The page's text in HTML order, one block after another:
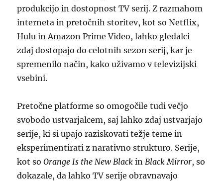
produkcijo in dostopnost TV serij. Z razmahom
interneta in pretočnih storitev, kot so Netflix,
Hulu in Amazon Prime Video, lahko gledalci
zdaj dostopajo do celotnih sezon serij, kar je
spremenilo način, kako uživamo v televizijski
vsebini.
Pretočne platforme so omogočile tudi večjo
svobodo ustvarjalcem, saj lahko zdaj ustvarjajo
serije, ki si upajo raziskovati težje teme in
eksperimentirati z narativno strukturo. Serije,
kot soOrange Is the New Black inBlack Mirror, so
dokazale, da lahko TV serije obravnavajo